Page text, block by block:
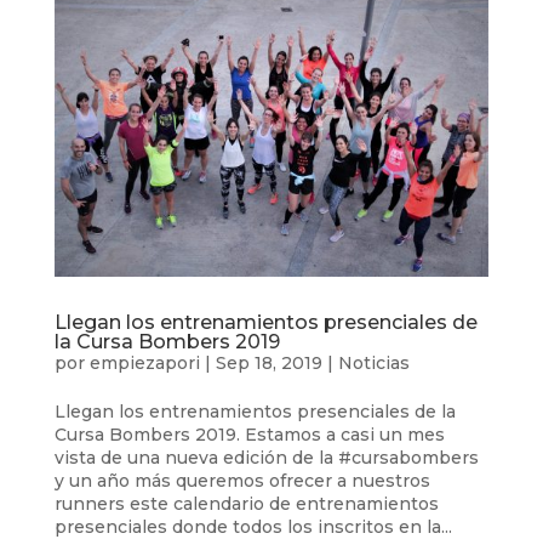
Llegan los entrenamientos presenciales de
la Cursa Bombers 2019
por empiezapori | Sep 18, 2019 | Noticias
Llegan los entrenamientos presenciales de la
Cursa Bombers 2019. Estamos a casi un mes
vista de una nueva edición de la #cursabombers
y un año más queremos ofrecer a nuestros
runners este calendario de entrenamientos
presenciales donde todos los inscritos en la...